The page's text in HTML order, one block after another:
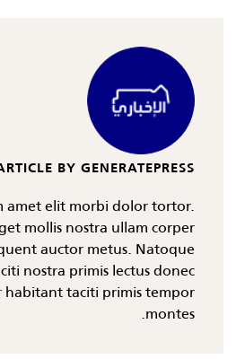
BY GENERATEPRESS
amet elit morbi dolor tortor.
mollis nostra ullam corper
auctor metus. Natoque
nostra primis lectus donec
habitant taciti primis tempor
montes.